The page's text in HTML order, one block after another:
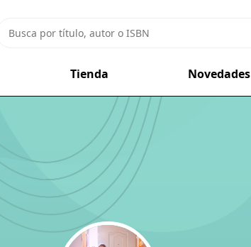
Tienda Novedades